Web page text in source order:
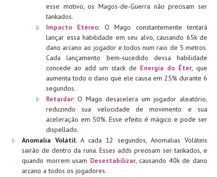
esse motivo, os Magos-de-Guerra não precisam ser
tankados.
Impacto Etéreo: O Mago constantemente tentará
lançar essa habilidade em seu alvo, causando 65k de
dano arcano ao jogador e todos num raio de 5 metros.
Cada lançamento bem-sucedido dessa habilidade
concede ao add um stack de Energia do Éter, que
aumenta todo o dano que ele causa em 25% durante 6
segundos.
Retardar: O Mago desacelera um jogador aleatório,
reduzindo sua velocidade de movimento e sua
aceleração em 50%. Esse efeito é mágico e pode ser
dispellado.
Anomalia Volátil: A cada 12 segundos, Anomalias Voláteis
sairão de dentro da runa. Esses adds precisam ser tankados, e
quando morrem usam Desestabilizar, causando 40k de dano
arcano a todos os jogadores.